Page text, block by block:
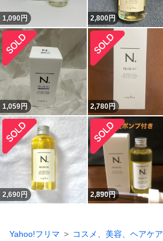
1,090円 2,800円
1,059円 2,780円
2,690円 2,890円
Yahoo!フリマ
コスメ、美容、ヘアケア